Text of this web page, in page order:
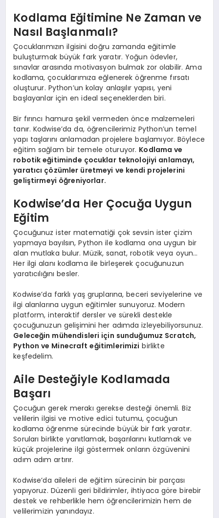
Kodlama Eğitimine Ne Zaman ve
Nasıl Başlanmalı?
Çocuklarımızın ilgisini doğru zamanda eğitimle
buluşturmak büyük fark yaratır. Yoğun ödevler,
sınavlar arasında motivasyon bulmak zor olabilir. Ama
kodlama, çocuklarımıza eğlenerek öğrenme fırsatı
oluşturur. Python’un kolay anlaşılır yapısı, yeni
başlayanlar için en ideal seçeneklerden biri.
Bir fırıncı hamura şekil vermeden önce malzemeleri
tanır. Kodwise’da da, öğrencilerimiz Python’un temel
yapı taşlarını anlamadan projelere başlamıyor. Böylece
eğitim sağlam bir temele oturuyor. Kodlama ve
robotik eğitiminde çocuklar teknolojiyi anlamayı,
yaratıcı çözümler üretmeyi ve kendi projelerini
geliştirmeyi öğreniyorlar.
Kodwise’da Her Çocuğa Uygun
Eğitim
Çocuğunuz ister matematiği çok sevsin ister çizim
yapmaya bayılsın, Python ile kodlama ona uygun bir
alan mutlaka bulur. Müzik, sanat, robotik veya oyun…
Her ilgi alanı kodlama ile birleşerek çocuğunuzun
yaratıcılığını besler.
Kodwise’da farklı yaş gruplarına, beceri seviyelerine ve
ilgi alanlarına uygun eğitimler sunuyoruz. Modern
platform, interaktif dersler ve sürekli destekle
çocuğunuzun gelişimini her adımda izleyebiliyorsunuz.
Geleceğin mühendisleri için sunduğumuz Scratch,
Python ve Minecraft eğitimlerimizi birlikte
keşfedelim.
Aile Desteğiyle Kodlamada
Başarı
Çocuğun gerek merakı gerekse desteği önemli. Biz
velilerin ilgisi ve motive edici tutumu, çocuğun
kodlama öğrenme sürecinde büyük bir fark yaratır.
Soruları birlikte yanıtlamak, başarılarını kutlamak ve
küçük projelerine ilgi göstermek onların özgüvenini
adım adım artırır.
Kodwise’da aileleri de eğitim sürecinin bir parçası
yapıyoruz. Düzenli geri bildirimler, ihtiyaca göre birebir
destek ve rehberlikle hem öğrencilerimizin hem de
velilerimizin yanındayız.